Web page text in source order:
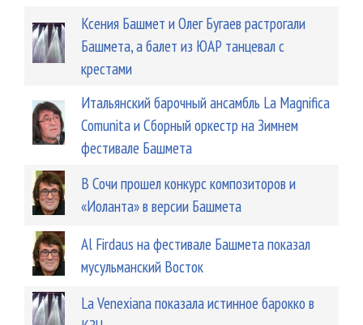
Ксения Башмет и Олег Бугаев растрогали
Башмета, а балет из ЮАР танцевал с
крестами
Итальянский барочный ансамбль La Magnifica
Comunita и Сборный оркестр на Зимнем
фестивале Башмета
В Сочи прошел конкурс композиторов и
«Иоланта» в версии Башмета
Аl Firdaus на фестивале Башмета показал
мусульманский Восток
La Venexiana показала истинное барокко в